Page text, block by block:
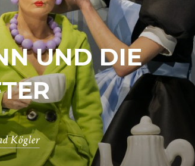
UND DIE
Kögler